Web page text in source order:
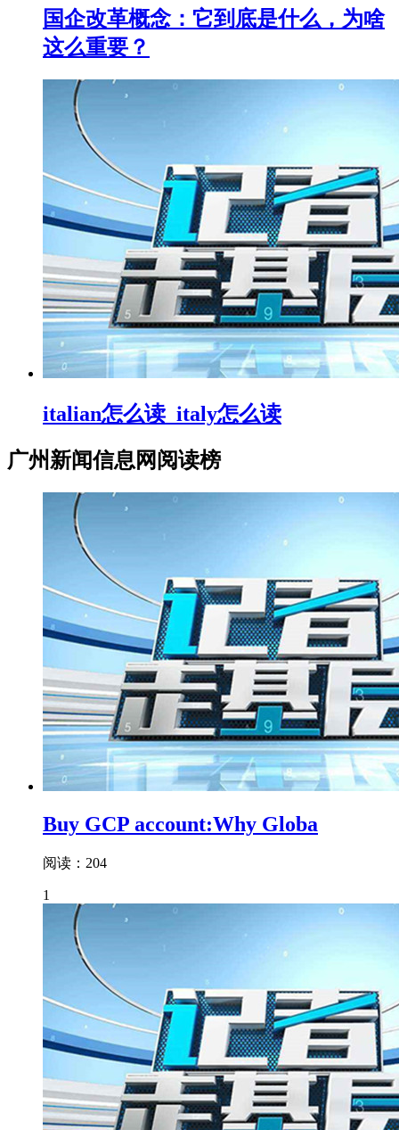
国企改革概念：它到底是什么，为啥
这么重要？
italian怎么读_italy怎么读
广州新闻信息网阅读榜
Buy GCP account:Why Globa
阅读：204
1